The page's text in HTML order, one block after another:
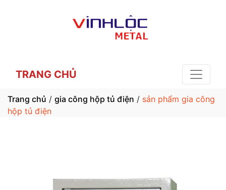
TRANG CHỦ
Trang chủ / gia công hộp tủ điện / sản phẩm gia công
hộp tủ điện